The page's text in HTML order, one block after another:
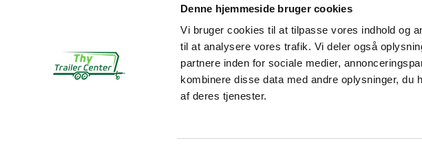
Denne hjemmeside bruger cookies
Vi bruger cookies til at tilpasse vores indhold og
til at analysere vores trafik. Vi deler også
partnere inden for sociale medier,
kombinere disse data med andre oplysninger,
af deres tjenester.
Kontakt